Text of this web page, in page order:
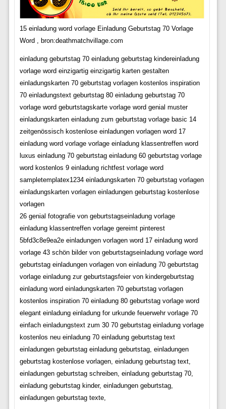
15 einladung word vorlage Einladung Geburtstag 70 Vorlage
Word , bron:deathmatchvillage.com
einladung geburtstag 70 einladung geburtstag kindereinladung
vorlage word einzigartig einzigartig karten gestalten
einladungskarten 70 geburtstag vorlagen kostenlos inspiration
70 einladungstext geburtstag 80 einladung geburtstag 70
vorlage word geburtstagskarte vorlage word genial muster
einladungskarten einladung zum geburtstag vorlage basic 14
zeitgenössisch kostenlose einladungen vorlagen word 17
einladung word vorlage vorlage einladung klassentreffen word
luxus einladung 70 geburtstag einladung 60 geburtstag vorlage
word kostenlos 9 einladung richtfest vorlage word
sampletemplatex1234 einladungskarten 70 geburtstag vorlagen
einladungskarten vorlagen einladungen geburtstag kostenlose
vorlagen
26 genial fotografie von geburtstagseinladung vorlage
einladung klassentreffen vorlage gereimt pinterest
5bfd3c8e9ea2e einladungen vorlagen word 17 einladung word
vorlage 43 schön bilder von geburtstagseinladung vorlage word
geburtstag einladungen vorlagen von einladung 70 geburtstag
vorlage einladung zur geburtstagsfeier von kindergeburtstag
einladung word einladungskarten 70 geburtstag vorlagen
kostenlos inspiration 70 einladung 80 geburtstag vorlage word
elegant einladung einladung for urkunde feuerwehr vorlage 70
einfach einladungstext zum 30 70 geburtstag einladung vorlage
kostenlos neu einladung 70 einladung geburtstag text
einladungen geburtstag einladung geburtstag, einladungen
geburtstag kostenlose vorlagen, einladung geburtstag text,
einladungen geburtstag schreiben, einladung geburtstag 70,
einladung geburtstag kinder, einladungen geburtstag,
einladungen geburtstag texte,